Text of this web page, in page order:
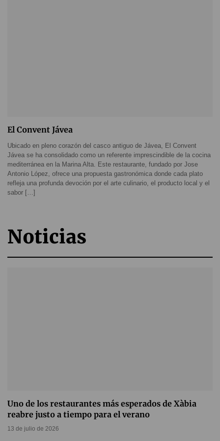
El Convent Jávea
Ubicado en pleno corazón del casco antiguo de Jávea, El Convent
Jávea se ha consolidado como un referente imprescindible de la cocina
mediterránea en la Marina Alta. Este restaurante, fundado por Jose
Antonio López, ofrece una propuesta gastronómica donde cada plato
refleja una profunda devoción por el arte culinario, el producto local y el
sabor […]
Noticias
Uno de los restaurantes más esperados de Xàbia
reabre justo a tiempo para el verano
13 de julio de 2026